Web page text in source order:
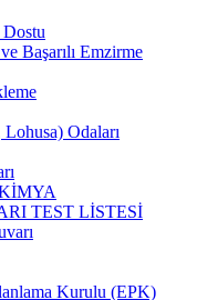
Başarılı Emzirme
Odaları
TEST LİSTESİ
Kurulu (EPK)